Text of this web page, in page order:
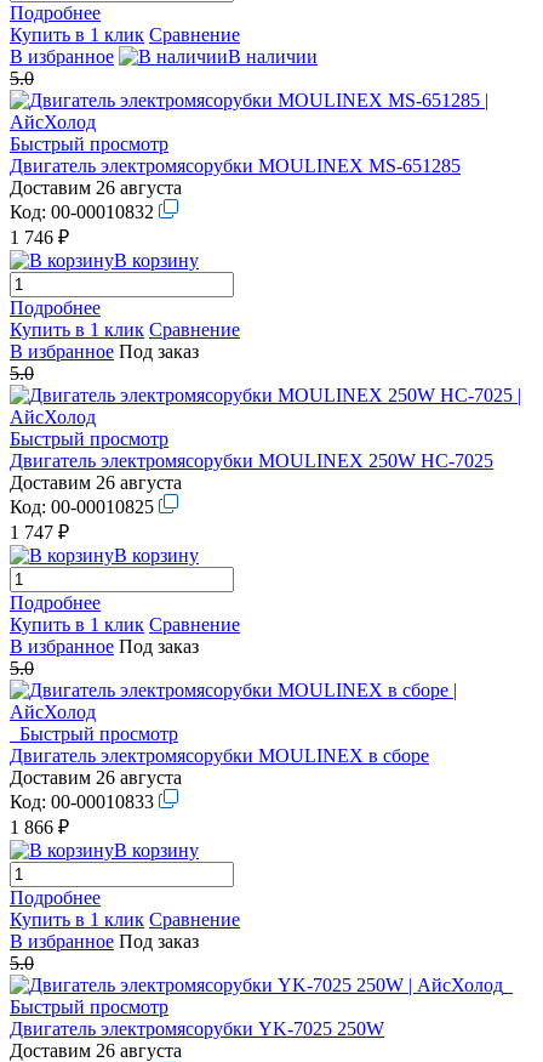
Подробнее
Купить в 1 клик Сравнение
В избранное
В наличии
5.0
Быстрый просмотр
Двигатель электромясорубки MOULINEX MS-651285
Доставим 26 августа
Код: 00-00010832
1 746 ₽
В корзину
Подробнее
Купить в 1 клик Сравнение
В избранное Под заказ
5.0
Быстрый просмотр
Двигатель электромясорубки MOULINEX 250W HC-7025
Доставим 26 августа
Код: 00-00010825
1 747 ₽
В корзину
Подробнее
Купить в 1 клик Сравнение
В избранное Под заказ
5.0
Быстрый просмотр
Двигатель электромясорубки MOULINEX в сборе
Доставим 26 августа
Код: 00-00010833
1 866 ₽
В корзину
Подробнее
Купить в 1 клик Сравнение
В избранное Под заказ
5.0
Быстрый просмотр
Двигатель электромясорубки YK-7025 250W
Доставим 26 августа